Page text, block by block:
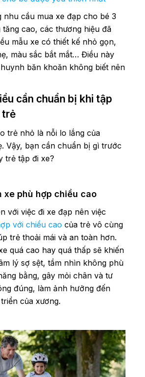
nhu cầu mua xe đạp cho bé 3
tăng cao, các thương hiệu đã
mẫu xe có thiết kế nhỏ gọn,
màu sắc bắt mắt… Điều này
băn khoăn không biết nên
cần chuẩn bị khi tập
trẻ
trẻ nhỏ là nỗi lo lắng của
Vậy, bạn cần chuẩn bị gì trước
trẻ tập đi xe?
xe phù hợp chiều cao
với việc đi xe đạp nên việc
với chiều cao của trẻ vô cùng
trẻ thoải mái và an toàn hơn.
quá cao hay quá thấp sẽ khiến
lý sợ sệt, tầm nhìn không phù
bằng, gây mỏi chân và tư
đúng, làm ảnh hưởng đến
của xương.